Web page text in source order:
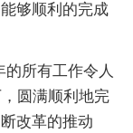
够顺利的完成
所有工作令人
圆满顺利地完
改革的推动